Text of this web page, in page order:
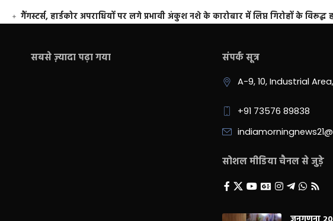
गैंगस्टर्स, हार्डकोर अपराधियों पर लगे प्रभावी अंकुश नशे के कारोबार में लिप्त गिरोहों के
सबसे ज़्यादा पढ़ा गया संपर्क सूत्र
A-9, 10, Industrial
+91 73576 89838
सोशल मीडिया चैनल से जुड़े